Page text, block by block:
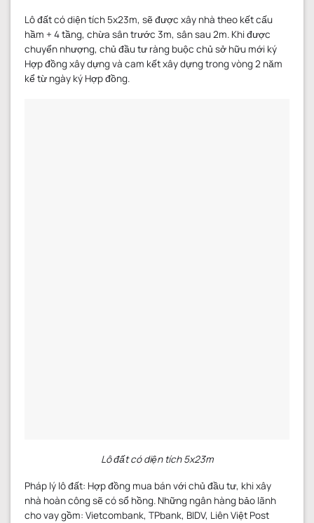
Lô đất có diện tích 5x23m, sẽ được xây nhà theo kết cấu
hầm + 4 tầng, chừa sân trước 3m, sân sau 2m. Khi được
chuyển nhượng, chủ đầu tư ràng buộc chủ sở hữu mới ký
Hợp đồng xây dựng và cam kết xây dựng trong vòng 2 năm
kể từ ngày ký Hợp đồng.
Lô đất có diện tích 5x23m
Pháp lý lô đất: Hợp đồng mua bán với chủ đầu tư, khi xây
nhà hoàn công sẽ có sổ hồng. Những ngân hàng bảo lãnh
cho vay gồm: Vietcombank, TPbank, BIDV, Liên Việt Post